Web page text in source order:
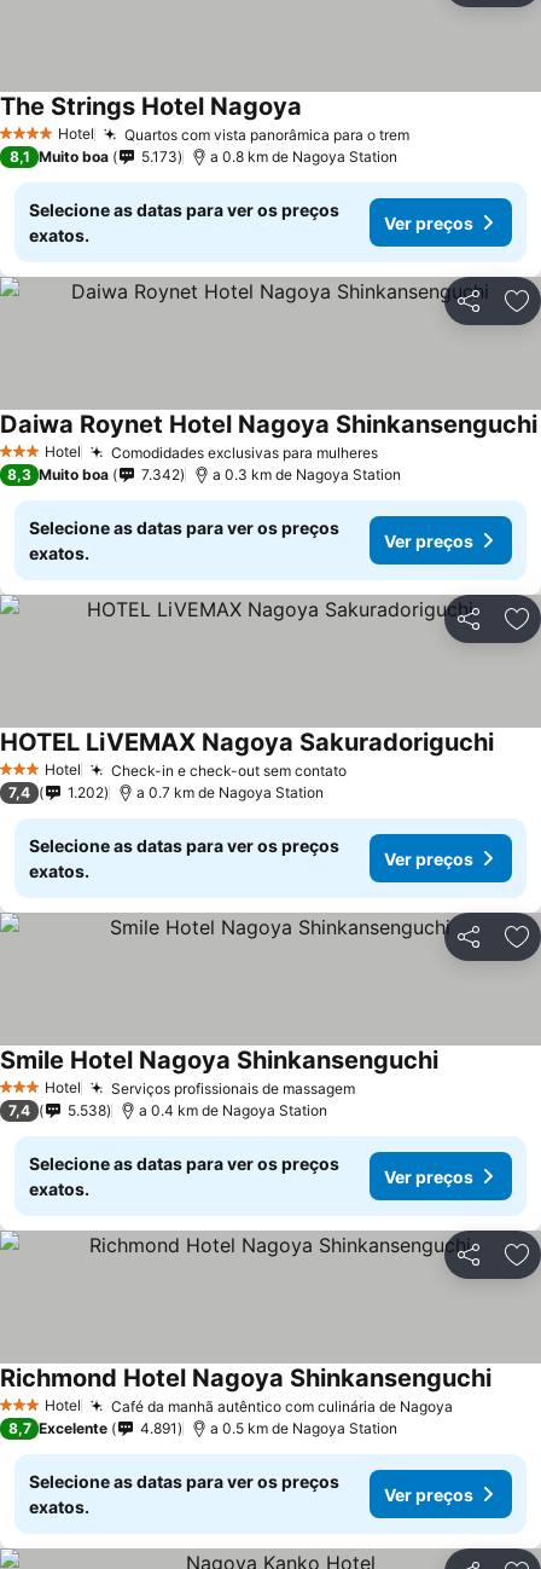
4 EstrelasHotel Quartos com vista panorâmica para o trem
The Strings Hotel Nagoya
8,1 Muito boa 5.173 a 0.8 km de Nagoya Station
Selecione as datas para ver os preços
exatos.
Ver preços
Partilhar
3 EstrelasHotel Comodidades exclusivas para mulheres
Daiwa Roynet Hotel Nagoya Shinkansenguchi
8,3 Muito boa 7.342 a 0.3 km de Nagoya Station
Selecione as datas para ver os preços
exatos.
Ver preços
Partilhar
3 EstrelasHotel Check-in e check-out sem contato
HOTEL LiVEMAX Nagoya Sakuradoriguchi
7,4 1.202 a 0.7 km de Nagoya Station
Selecione as datas para ver os preços
exatos.
Ver preços
Partilhar
3 EstrelasHotel Serviços profissionais de massagem
Smile Hotel Nagoya Shinkansenguchi
7,4 5.538 a 0.4 km de Nagoya Station
Selecione as datas para ver os preços
exatos.
Ver preços
Partilhar
3 EstrelasHotel Café da manhã autêntico com culinária de Nagoya
Richmond Hotel Nagoya Shinkansenguchi
8,7 Excelente 4.891 a 0.5 km de Nagoya Station
Selecione as datas para ver os preços
exatos.
Ver preços